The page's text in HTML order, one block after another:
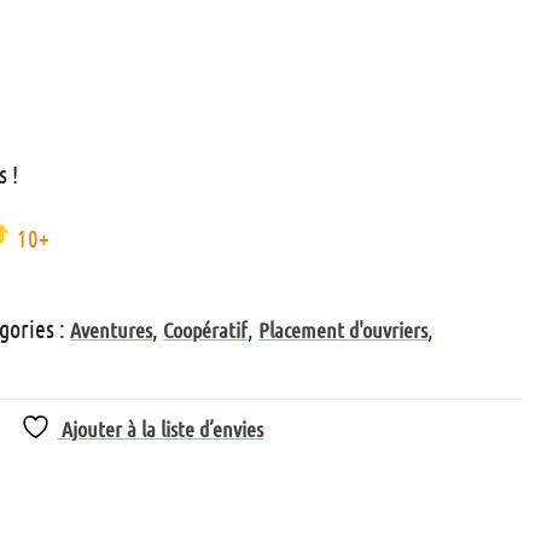
!
10+
:Aventures, Coopératif, Placement d'ouvriers,
Ajouter à la liste d’envies